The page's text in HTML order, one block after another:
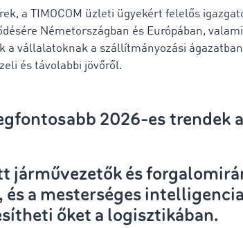
a TIMOCOM üzleti ügyekért felelős
Németországban és Európában,
a vállalatoknak a szállítmányozási
és távolabbi jövőről.
2026-es trendek
járművezetők és
és a mesterséges
őket a logisztikában.